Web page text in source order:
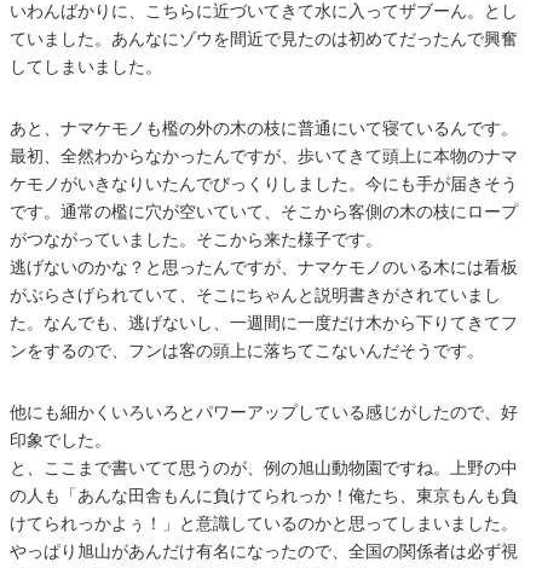
いわんばかりに、こちらに近づいてきて水に入ってザブーん。とし
ていました。あんなにゾウを間近で見たのは初めてだったんで興奮
してしまいました。
あと、ナマケモノも檻の外の木の枝に普通にいて寝ているんです。
最初、全然わからなかったんですが、歩いてきて頭上に本物のナマ
ケモノがいきなりいたんでびっくりしました。今にも手が届きそう
です。通常の檻に穴が空いていて、そこから客側の木の枝にロープ
がつながっていました。そこから来た様子です。
逃げないのかな？と思ったんですが、ナマケモノのいる木には看板
がぶらさげられていて、そこにちゃんと説明書きがされていまし
た。なんでも、逃げないし、一週間に一度だけ木から下りてきてフ
ンをするので、フンは客の頭上に落ちてこないんだそうです。
他にも細かくいろいろとパワーアップしている感じがしたので、好
印象でした。
と、ここまで書いてて思うのが、例の旭山動物園ですね。上野の中
の人も「あんな田舎もんに負けてられっか！俺たち、東京もんも負
けてられっかよぅ！」と意識しているのかと思ってしまいました。
やっぱり旭山があんだけ有名になったので、全国の関係者は必ず視